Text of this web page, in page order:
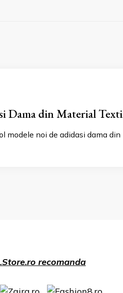
Dama din Material
modele noi de adidasi dama
recomanda